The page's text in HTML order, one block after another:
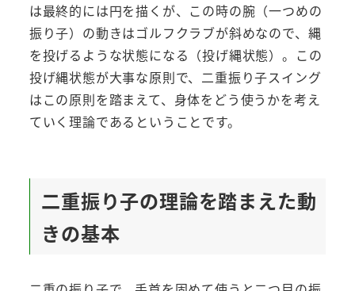
は最終的には円を描くが、この時の腕（一つめの
振り子）の動きはゴルフクラブが斜めなので、縄
を投げるような状態になる（投げ縄状態）。この
投げ縄状態が大事な原則で、二重振り子スイング
はこの原則を踏まえて、身体をどう使うかを考え
ていく理論であるということです。
二重振り子の理論を踏まえた動
きの基本